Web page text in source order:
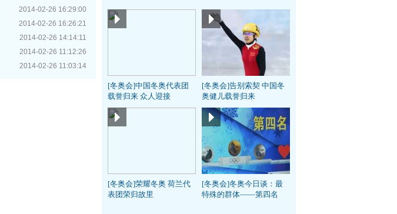
2014-02-26 16:29:00
2014-02-26 16:26:21
2014-02-26 14:14:11
2014-02-26 11:12:26
2014-02-26 11:03:14
[冬奥会]中国冬奥代表团
载誉归来 众人迎接
[冬奥会]告别索契 中国冬
奥健儿载誉归来
[冬奥会]荣耀冬奥 荷兰代
表团荣归故里
[冬奥会]冬奥今日谈：最
特殊的群体——第四名